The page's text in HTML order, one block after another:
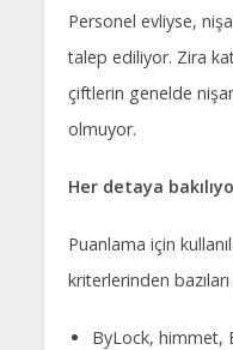
Personel evliyse,
talep ediliyor. Zira
çiftlerin genelde
olmuyor.
Her detaya
Puanlama için
kriterlerinden
ByLock, himmet,